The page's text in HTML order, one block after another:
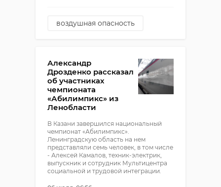
воздушная опасность
сбили беспилотник
Александр
Дрозденко рассказал
об участниках
чемпионата
«Абилимпикс» из
Ленобласти
В Казани завершился национальный
чемпионат «Абилимпикс».
Ленинградскую область на нем
представляли семь человек, в том числе
- Алексей Камалов, техник-электрик,
выпускник и сотрудник Мультицентра
социальной и трудовой интеграции.